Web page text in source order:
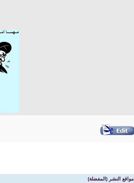
مواقع النشر (المفضلة)